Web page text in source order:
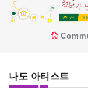
나도 아티스트